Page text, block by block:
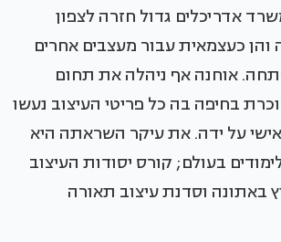
אדריכלים גדול חזרה לצפון
והן כעצמאית עבור מעצבים אחרים
אוחנה אף ניהלה את תחום
בחיפה בה כל פריטי העיצוב נעשו
על ידה. את עיקר השראתה היא
בעולם; קורס יסודות העיצוב
באתונה וסדנת עיצוב תאורה